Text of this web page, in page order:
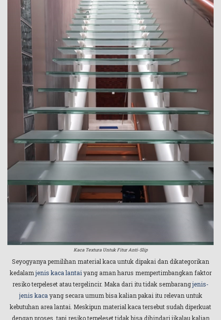
Kaca Textura Untuk Fitur Anti-Slip
Seyogyanya pemilihan material kaca untuk dipakai dan dikategorikan
kedalam jenis kaca lantai yang aman harus mempertimbangkan faktor
resiko terpeleset atau tergelincir. Maka dari itu tidak sembarangjenis-
jenis kaca yang secara umum bisa kalian pakai itu relevan untuk
kebutuhan area lantai. Meskipun material kaca tersebut sudah diperkuat
dengan proses, tapi resiko terpeleset tidak bisa dihindari jikalau kalian